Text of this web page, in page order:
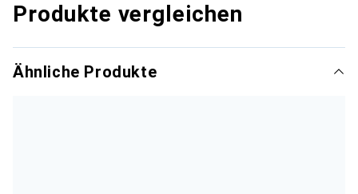
Produkte vergleichen
Ähnliche Produkte